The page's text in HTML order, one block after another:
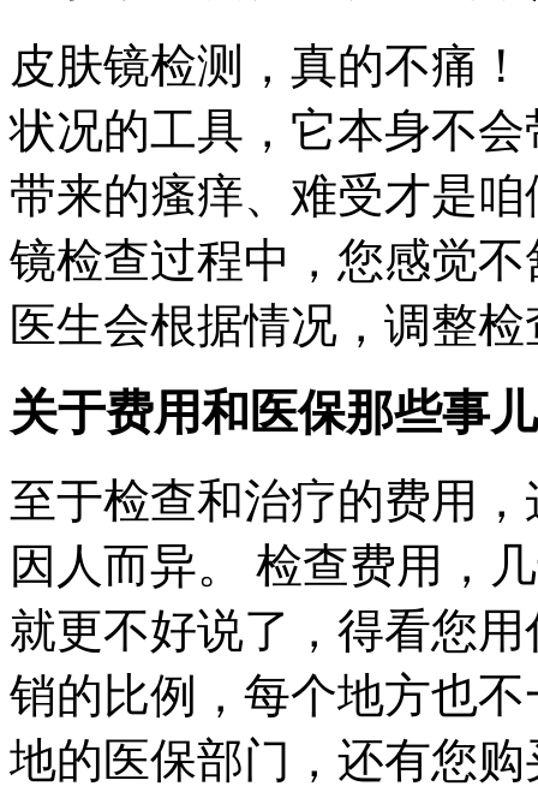
皮肤镜检测，真的不痛
状况的工具，它本身不
带来的瘙痒、难受才是
镜检查过程中，您感觉
医生会根据情况，调整
关于费用和医保那些事儿
至于检查和治疗的费用
因人而异。 检查费用，
就更不好说了，得看您
销的比例，每个地方也
地的医保部门，还有您